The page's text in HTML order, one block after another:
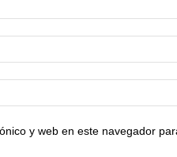
y web en este navegador